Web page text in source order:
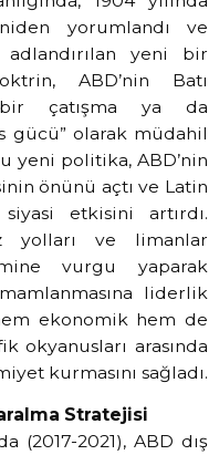
yorumlandı ve
adlandırılan yeni bir
ABD’nin Batı
bir çatışma ya da
gücü” olarak müdahil
yeni politika, ABD’nin
önünü açtı ve Latin
etkisini artırdı.
yolları ve limanlar
vurgu yaparak
liderlik
ekonomik hem de
okyanusları arasında
kurmasını sağladı.
Stratejisi
(2017-2021), ABD dış